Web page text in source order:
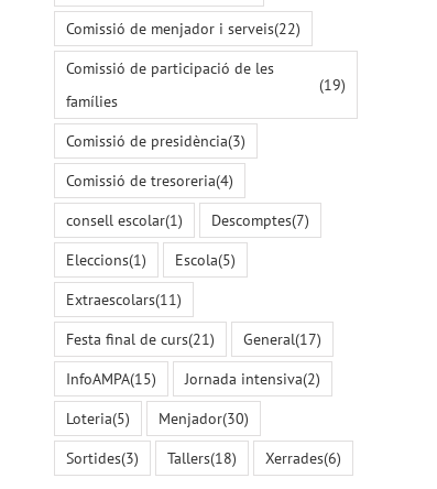
Comissió de menjador i serveis(22)
Comissió de participació de les
famílies
(19)
Comissió de presidència(3)
Comissió de tresoreria(4)
consell escolar(1) Descomptes(7)
Eleccions(1) Escola(5)
Extraescolars(11)
Festa final de curs(21) General(17)
InfoAMPA(15) Jornada intensiva(2)
Loteria(5) Menjador(30)
Sortides(3) Tallers(18) Xerrades(6)